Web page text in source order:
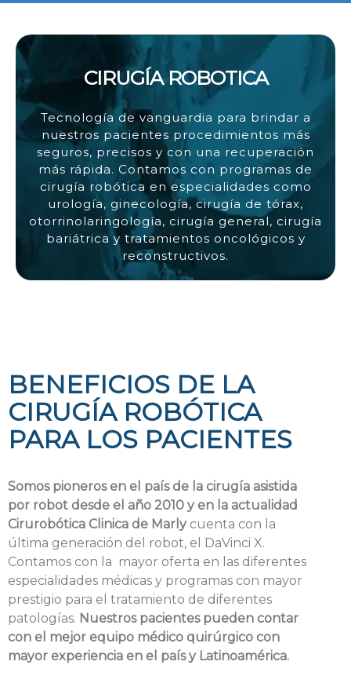
CIRUGÍA ROBOTICA
Tecnología de vanguardia para brindar a
nuestros pacientes procedimientos más
seguros, precisos y con una recuperación
más rápida. Contamos con programas de
cirugía robótica en especialidades como
urología, ginecología, cirugía de tórax,
otorrinolaringología, cirugía general, cirugía
bariátrica y tratamientos oncológicos y
reconstructivos.
BENEFICIOS DE LA
CIRUGÍA ROBÓTICA
PARA LOS PACIENTES
Somos pioneros en el país de la cirugía asistida
por robot desde el año 2010 y en la actualidad
Cirurobótica Clinica de Marlycuenta con la
última generación del robot, el DaVinci X.
Contamos con la mayor oferta en las diferentes
especialidades médicas y programas con mayor
prestigio para el tratamiento de diferentes
patologías. Nuestros pacientes pueden contar
con el mejor equipo médico quirúrgico con
mayor experiencia en el país y Latinoamérica.